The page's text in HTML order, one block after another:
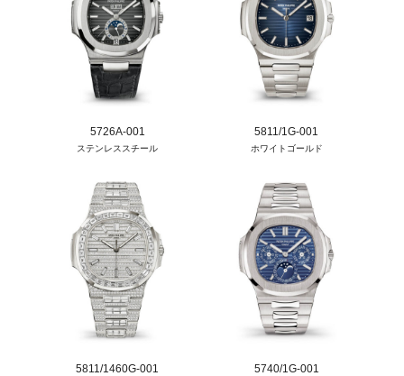
5726A-001
ステンレススチール
5811/1G-001
ホワイトゴールド
5811/1460G-001 5740/1G-001